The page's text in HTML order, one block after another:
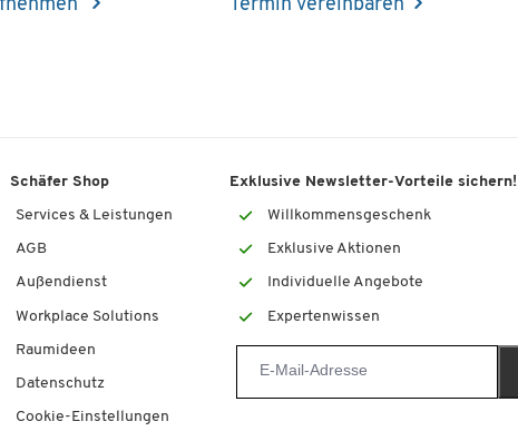
Termin vereinbaren
Schäfer Shop
Services & Leistungen
AGB
Außendienst
Workplace Solutions
Raumideen
Datenschutz
Cookie-Einstellungen
Exklusive Newsletter-Vorteile sichern!
Willkommensgeschenk
Exklusive Aktionen
Individuelle Angebote
Expertenwissen